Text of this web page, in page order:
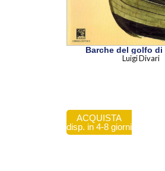
Barche del golfo di
Luigi Divari
ACQUISTA
disp. in 4-8 giorni